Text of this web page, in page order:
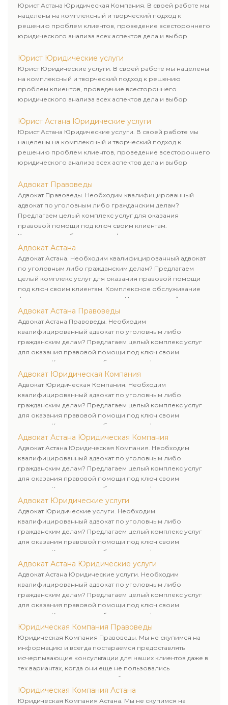
Юрист Астана Юридическая Компания. В своей работе мы
нацелены на комплексный и творческий подход к
решению проблем клиентов, проведение всестороннего
юридического анализа всех аспектов дела и выбор
Юрист Юридические услуги
Юрист Юридические услуги. В своей работе мы нацелены
на комплексный и творческий подход к решению
проблем клиентов, проведение всестороннего
юридического анализа всех аспектов дела и выбор
Юрист Астана Юридические услуги
Юрист Астана Юридические услуги. В своей работе мы
нацелены на комплексный и творческий подход к
решению проблем клиентов, проведение всестороннего
юридического анализа всех аспектов дела и выбор
Адвокат Правоведы
Адвокат Правоведы. Необходим квалифицированный
адвокат по уголовным либо гражданским делам?
Предлагаем целый комплекс услуг для оказания
правовой помощи под ключ своим клиентам.
Комплексное обслуживание физических и юридических
лиц. Индивидуальный подход к каждому клиенту.
Адвокат Астана
Адвокат Астана. Необходим квалифицированный адвокат
по уголовным либо гражданским делам? Предлагаем
целый комплекс услуг для оказания правовой помощи
под ключ своим клиентам. Комплексное обслуживание
физических и юридических лиц. Индивидуальный подход к
каждому клиенту.
Адвокат Астана Правоведы
Адвокат Астана Правоведы. Необходим
квалифицированный адвокат по уголовным либо
гражданским делам? Предлагаем целый комплекс услуг
для оказания правовой помощи под ключ своим
клиентам. Комплексное обслуживание физических и
юридических лиц. Индивидуальный подход к каждому
клиенту.
Адвокат Юридическая Компания
Адвокат Юридическая Компания. Необходим
квалифицированный адвокат по уголовным либо
гражданским делам? Предлагаем целый комплекс услуг
для оказания правовой помощи под ключ своим
клиентам. Комплексное обслуживание физических и
юридических лиц. Индивидуальный подход к каждому
клиенту.
Адвокат Астана Юридическая Компания
Адвокат Астана Юридическая Компания. Необходим
квалифицированный адвокат по уголовным либо
гражданским делам? Предлагаем целый комплекс услуг
для оказания правовой помощи под ключ своим
клиентам. Комплексное обслуживание физических и
юридических лиц. Индивидуальный подход к каждому
клиенту.
Адвокат Юридические услуги
Адвокат Юридические услуги. Необходим
квалифицированный адвокат по уголовным либо
гражданским делам? Предлагаем целый комплекс услуг
для оказания правовой помощи под ключ своим
клиентам. Комплексное обслуживание физических и
юридических лиц. Индивидуальный подход к каждому
клиенту.
Адвокат Астана Юридические услуги
Адвокат Астана Юридические услуги. Необходим
квалифицированный адвокат по уголовным либо
гражданским делам? Предлагаем целый комплекс услуг
для оказания правовой помощи под ключ своим
клиентам. Комплексное обслуживание физических и
юридических лиц. Индивидуальный подход к каждому
клиенту.
Юридическая Компания Правоведы
Юридическая Компания Правоведы. Мы не скупимся на
информацию и всегда постараемся предоставлять
исчерпывающие консультации для наших клиентов даже в
тех вариантах, когда они еще не пользовались
юридическими услугами нашей компании.
Юридическая Компания Астана
Юридическая Компания Астана. Мы не скупимся на